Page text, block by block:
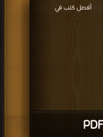
أفضل كتب في